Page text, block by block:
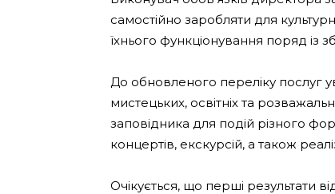
самостійно заробляти для
їхнього функціонування поряд із
До обновленого переліку послуг
мистецьких, освітніх та
заповідника для подій різного
концертів, екскурсій, а також
Очікується, що перші результати